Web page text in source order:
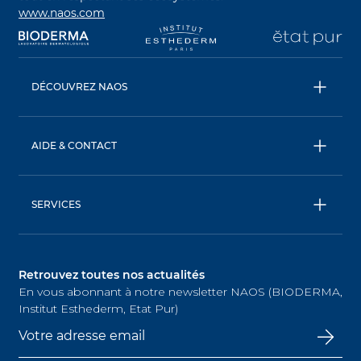
www.naos.com
s’ouvre dans un nouvel onglet
s’ouvre dans un
DÉCOUVREZ NAOS
ETAT PUR
AIDE & CONTACT
Livraison & retour
SERVICES
SkinCoachs, contactez nos experts
Trouvez nos points de vente
Retrouvez toutes nos actualités
En vous abonnant à notre newsletter NAOS (BIODERMA,
Institut Esthederm, Etat Pur)